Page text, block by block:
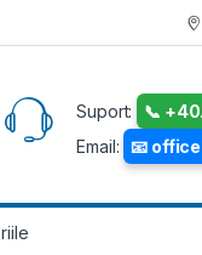
Suport:
📞
Email:
📧